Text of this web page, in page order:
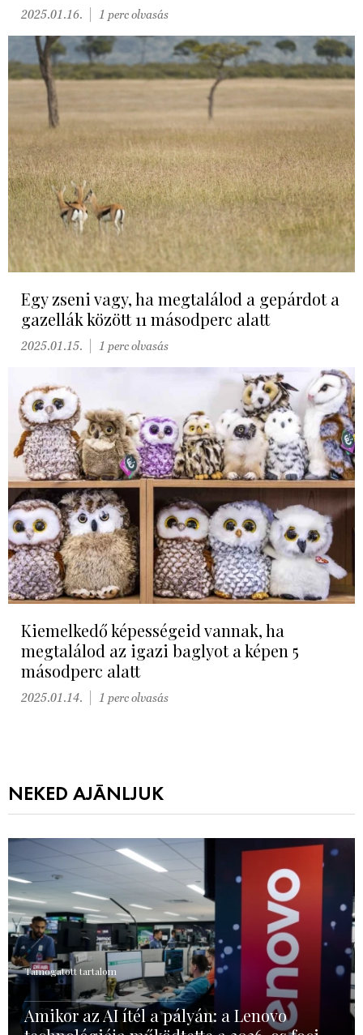
2025.01.16. 1 perc olvasás
Egy zseni vagy, ha megtalálod a gepárdot a
gazellák között 11 másodperc alatt
2025.01.15. 1 perc olvasás
Kiemelkedő képességeid vannak, ha
megtalálod az igazi baglyot a képen 5
másodperc alatt
2025.01.14. 1 perc olvasás
NEKED AJÁNLJUK
Támogatott tartalom
Amikor az AI ítél a pályán: a Lenovo